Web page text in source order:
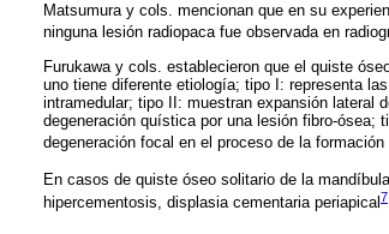
Matsumura y cols. mencionan que en su
ninguna lesión radiopaca fue observada en
Furukawa y cols. establecieron que el quiste
uno tiene diferente etiología; tipo I: representa
intramedular; tipo II: muestran expansión lateral
degeneración quística por una lesión fibro-ósea;
degeneración focal en el proceso de la formación
En casos de quiste óseo solitario de la
hipercementosis, displasia cementaria periapical 7